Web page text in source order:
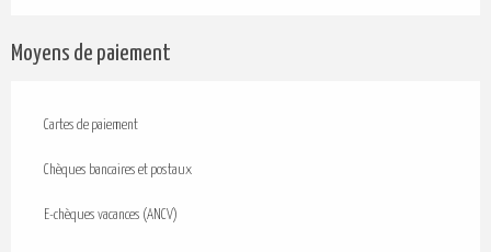
Moyens de paiement
Cartes de paiement
Chèques bancaires et postaux
E-chèques vacances (ANCV)